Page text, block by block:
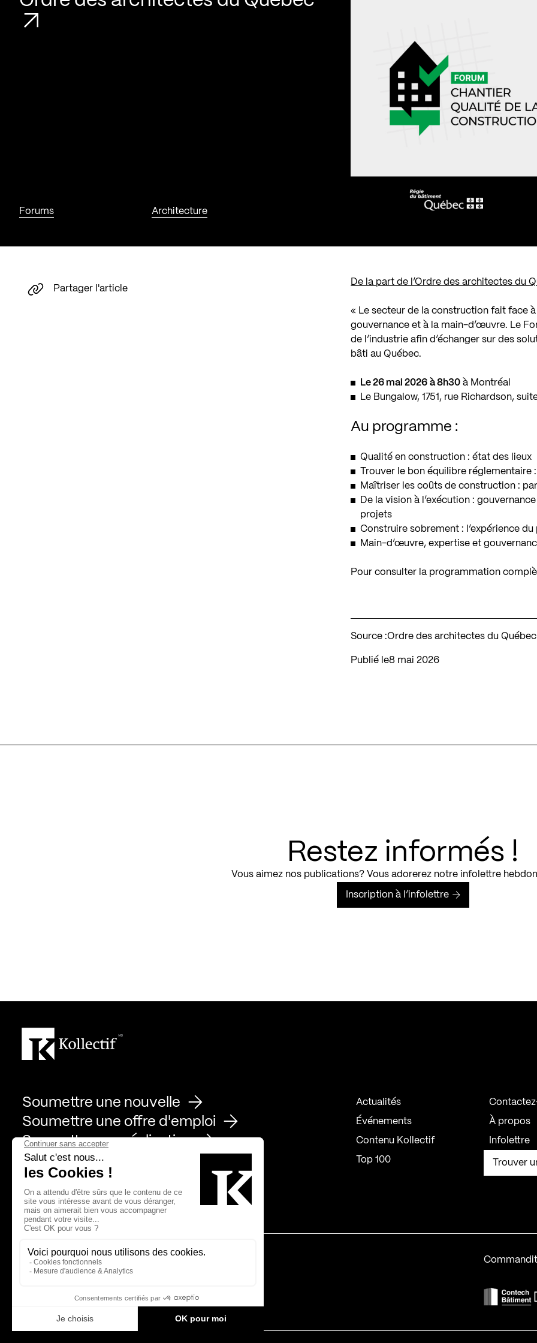
Forums Architecture
De la part de l’Ordre des architectes du
« Le secteur de la construction fait face
gouvernance et à la main-d’œuvre. Le
de l’industrie afin d’échanger sur des
bâti au Québec.
Le 26 mai 2026 à 8h30 à Montréal
Le Bungalow, 1751, rue Richardson,
Au programme :
Qualité en construction : état des lieux
Trouver le bon équilibre réglementaire
Maîtriser les coûts de construction :
De la vision à l’exécution :
projets
Construire sobrement : l’expérience
Main-d’œuvre, expertise et
Pour consulter la programmation
Source :Ordre des architectes du Québec
Publié le 8 mai 2026
Partager l'article
Restez informés !
Vous aimez nos publications? Vous adorerez notre infolettre
Inscription à l’infolettre
Soumettre une nouvelle
Soumettre une offre d'emploi
Soumettre une réalisation
Actualités
Événements
Contenu Kollectif
Top 100
À propos
Infolettre
Trouver
Page Facebook de Kollectif
Page Instagram de Kollectif
Page Linkedin de Kollectif
Partenaires
Bâtiment-Durable-Québec-1
Esquisses-1 MP-1